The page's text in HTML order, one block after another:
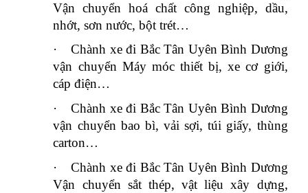
Vận chuyển hoá chất công nghiệp, dầu,
nhớt, sơn nước, bột trét…
·
Chành xe đi Bắc Tân Uyên Bình Dương
vận chuyển Máy móc thiết bị, xe cơ giới,
cáp điện…
·
Chành xe đi Bắc Tân Uyên Bình Dương
vận chuyển bao bì, vải sợi, túi giấy, thùng
carton…
·
Chành xe đi Bắc Tân Uyên Bình Dương
Vận chuyển sắt thép, vật liệu xây dựng,